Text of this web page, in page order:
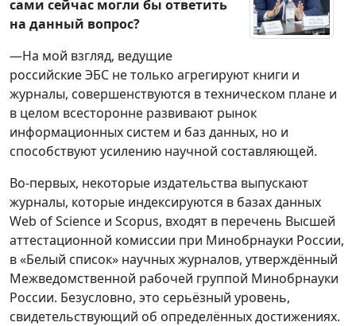
сами сейчас могли бы ответить
на данный вопрос?
—На мой взгляд, ведущие
российские ЭБС не только агрегируют книги и
журналы, совершенствуются в техническом плане и
в целом всесторонне развивают рынок
информационных систем и баз данных, но и
способствуют усилению научной составляющей.
Во-первых, некоторые издательства выпускают
журналы, которые индексируются в базах данных
Web of Science и Scopus, входят в перечень Высшей
аттестационной комиссии при Минобрнауки России,
в «Белый список» научных журналов, утверждённый
Межведомственной рабочей группой Минобрнауки
России. Безусловно, это серьёзный уровень,
свидетельствующий об определённых достижениях.